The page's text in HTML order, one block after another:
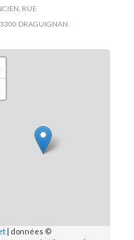
RUE
DRAGUIGNAN
| données ©